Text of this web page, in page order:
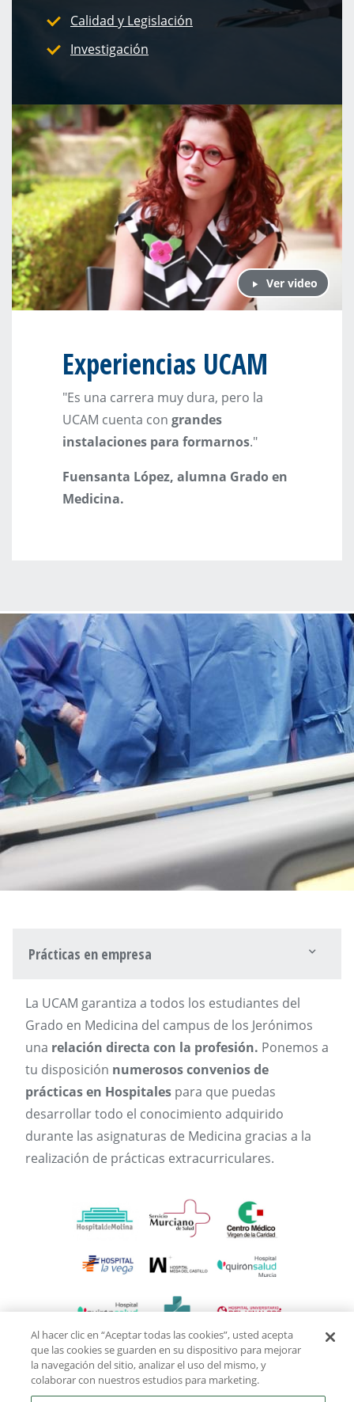
Calidad y Legislación
Investigación
Ver video
Experiencias UCAM
"Es una carrera muy dura, pero la
UCAM cuenta con grandes
instalaciones para formarnos."
Fuensanta López, alumna Grado en
Medicina.
Prácticas en empresa
La UCAM garantiza a todos los estudiantes del
Grado en Medicina del campus de los Jerónimos
una relación directa con la profesión. Ponemos a
tu disposición numerosos convenios de
prácticas en Hospitales para que puedas
desarrollar todo el conocimiento adquirido
durante las asignaturas de Medicina gracias a la
realización de prácticas extracurriculares.
Al hacer clic en “Aceptar todas las cookies”, usted acepta
que las cookies se guarden en su dispositivo para mejorar
la navegación del sitio, analizar el uso del mismo, y
colaborar con nuestros estudios para marketing.